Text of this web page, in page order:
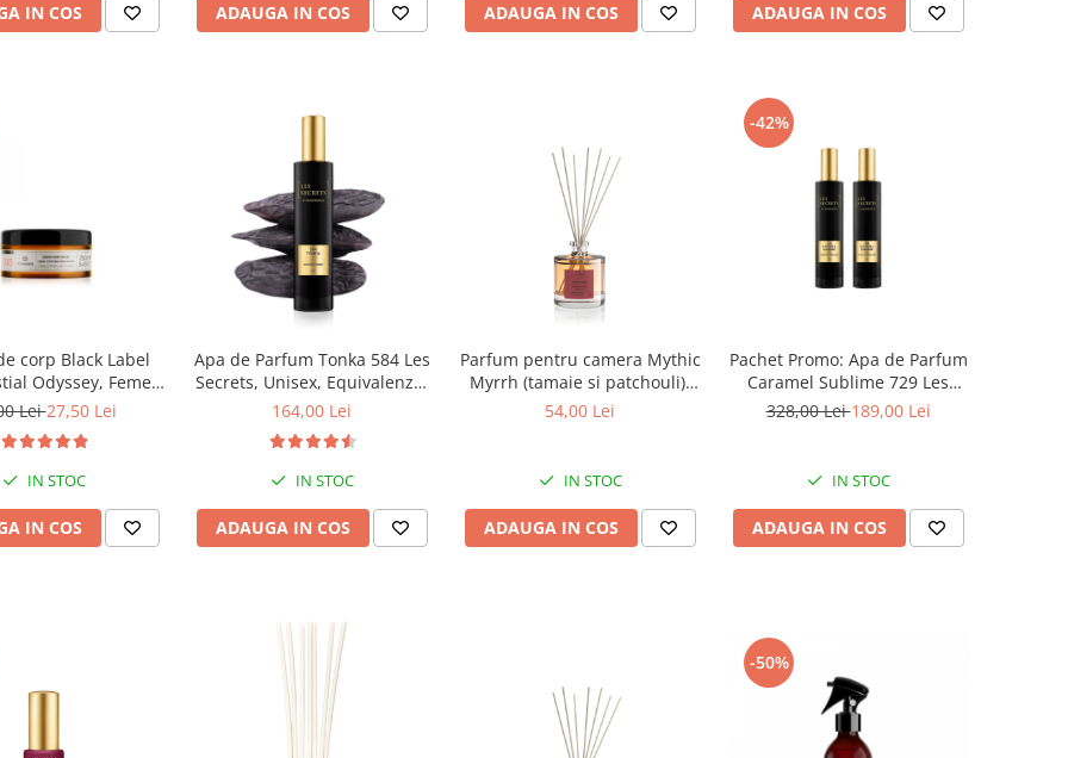
IN COS ADAUGA IN COS ADAUGA IN COS ADAUGA IN COS
corp Black Label
Odyssey, Femei,
250 ml
Lei27,50 Lei
IN STOC
IN COS
Apa de Parfum Tonka 584 Les
Secrets, Unisex, Equivalenza,
100 ml
164,00 Lei
IN STOC
ADAUGA IN COS
Parfum pentru camera Mythic
Myrrh (tamaie si patchouli),
Equivalenza, 50 ml
54,00 Lei
IN STOC
ADAUGA IN COS
-42%
Pachet Promo: Apa de Parfum
Caramel Sublime 729 Les
Secrets, 100 ml x2
328,00 Lei189,00 Lei
IN STOC
ADAUGA IN COS
-50%